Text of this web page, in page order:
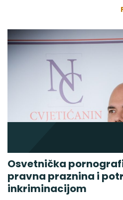
Osvetnička
pravna praznina i
inkriminacijom